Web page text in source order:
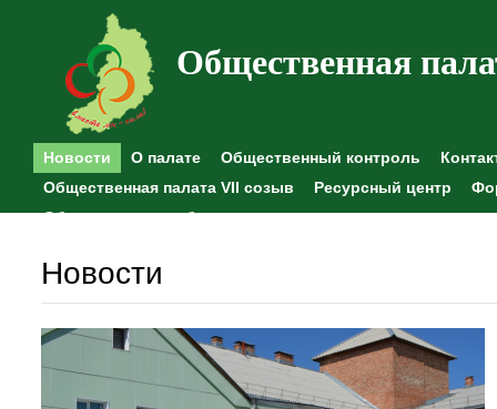
Общественная
Новости О палате Общественный контроль
Общественная палата VII созыв
Ресурсный центр
Общественные наблюдения
Новости